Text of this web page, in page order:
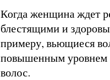
Когда женщина ждет
блестящими и
примеру, вьющиеся
повышенным уровнем
волос.